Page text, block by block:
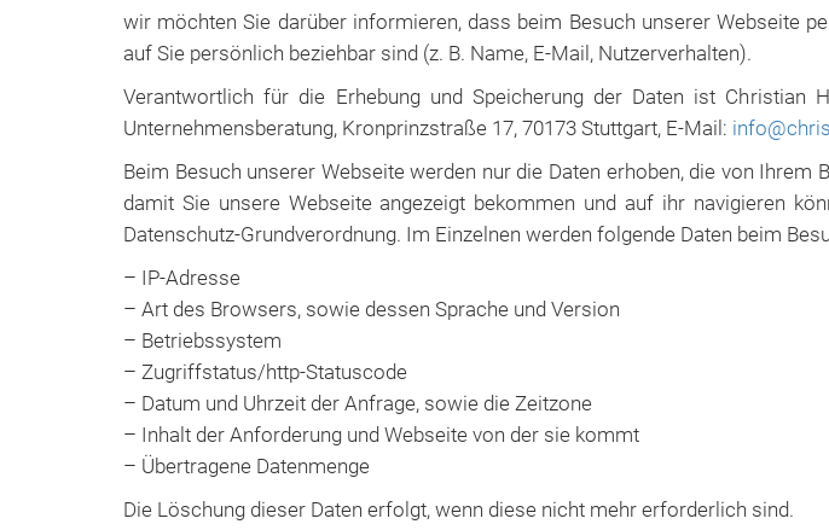
wir möchten Sie darüber informieren, dass beim Besuch unserer Webseite
auf Sie persönlich beziehbar sind (z. B. Name, E-Mail, Nutzerverhalten).
Verantwortlich für die Erhebung und Speicherung der Daten ist Christian
Unternehmensberatung, Kronprinzstraße 17, 70173 Stuttgart, E-Mail:
Beim Besuch unserer Webseite werden nur die Daten erhoben, die von
damit Sie unsere Webseite angezeigt bekommen und auf ihr navigieren
Datenschutz-Grundverordnung. Im Einzelnen werden folgende Daten beim
– IP-Adresse
– Art des Browsers, sowie dessen Sprache und Version
– Betriebssystem
– Zugriffstatus/http-Statuscode
– Datum und Uhrzeit der Anfrage, sowie die Zeitzone
– Inhalt der Anforderung und Webseite von der sie kommt
– Übertragene Datenmenge
Die Löschung dieser Daten erfolgt, wenn diese nicht mehr erforderlich sind.